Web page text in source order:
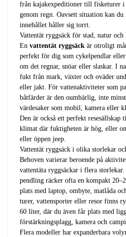
från kajakexpeditioner till fisketurer i
genom regn. Oavsett situation kan
innehållet håller sig torrt.
Vattentät ryggsäck för stad, natur och
En vattentät ryggsäck är otroligt
perfekt för dig som cykelpendlar
om det regnar, snöar eller slaskar. I
fukt från mark, växter och oväder
eller jakt. För vattenaktiviteter som
båtfärder är den oumbärlig, inte
värdesaker som mobil, kamera eller
Den är också ett perfekt resesällskap
klimat där fuktigheten är hög, eller
eller öppen jeep.
Vattentät ryggsäck i olika storlekar
Behoven varierar beroende på
vattentäta ryggsäckar i flera
pendling räcker ofta en kompakt
plats med laptop, ombyte, matlåda
turer, vattensporter eller resor finns
60 liter, där du även får plats med
förstärkningsplagg, kamera och
Flera modeller har expanderbara